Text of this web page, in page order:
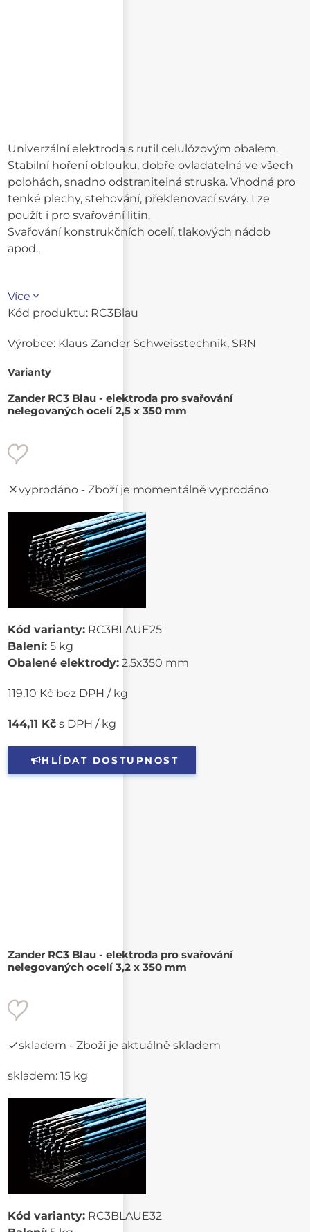
Univerzální elektroda s rutil celulózovým obalem.
Stabilní hoření oblouku, dobře ovladatelná ve všech
polohách, snadno odstranitelná struska. Vhodná pro
tenké plechy, stehování, překlenovací sváry. Lze
použít i pro svařování litin.
Svařování konstrukčních ocelí, tlakových nádob
apod.,
Více
Kód produktu: RC3Blau
Výrobce: Klaus Zander Schweisstechnik, SRN
Varianty
Zander RC3 Blau - elektroda pro svařování
nelegovaných ocelí 2,5 x 350 mm
vyprodáno - Zboží je momentálně vyprodáno
Kód varianty: RC3BLAUE25
Balení: 5 kg
Obalené elektrody: 2,5x350 mm
119,10 Kč bez DPH / kg
144,11 Kč s DPH / kg
HLÍDAT DOSTUPNOST
Zander RC3 Blau - elektroda pro svařování
nelegovaných ocelí 3,2 x 350 mm
skladem - Zboží je aktuálně skladem
skladem: 15 kg
Kód varianty: RC3BLAUE32